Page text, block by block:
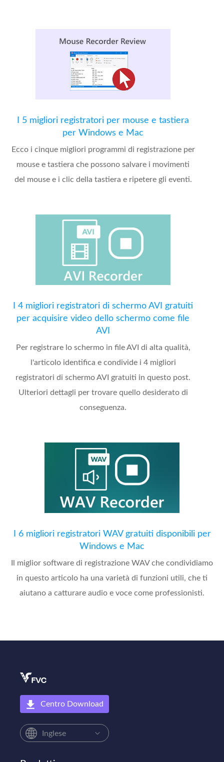
I 5 migliori registratori per mouse e tastiera
per Windows e Mac
Ecco i cinque migliori programmi di registrazione per
mouse e tastiera che possono salvare i movimenti
del mouse e i clic della tastiera e ripetere gli eventi.
I 4 migliori registratori di schermo AVI gratuiti
per acquisire video dello schermo come file
AVI
Per registrare lo schermo in file AVI di alta qualità,
l'articolo identifica e condivide i 4 migliori
registratori di schermo AVI gratuiti in questo post.
Ulteriori dettagli per trovare quello desiderato di
conseguenza.
I 6 migliori registratori WAV gratuiti disponibili per
Windows e Mac
Il miglior software di registrazione WAV che condividiamo
in questo articolo ha una varietà di funzioni utili, che ti
aiutano a catturare audio e voce come professionisti.
Centro Download
Inglese